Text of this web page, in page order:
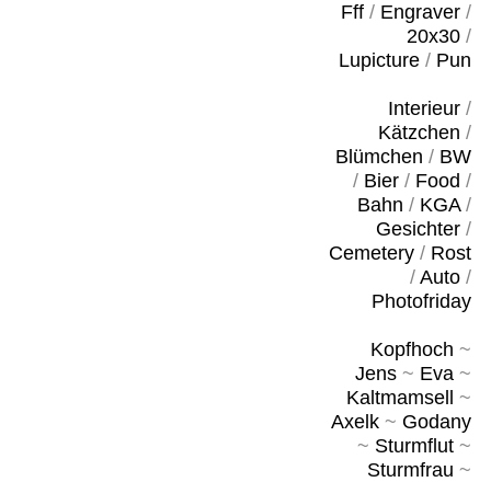
Fff/ Engraver/
20x30/
Lupicture/ Pun
Interieur/
Kätzchen /
Blümchen / BW
/ Bier/ Food /
Bahn / KGA/
Gesichter/
Cemetery/ Rost
/ Auto/
Photofriday
Kopfhoch ~
Jens~ Eva~
Kaltmamsell
~
Axelk~ Godany
~ Sturmflut~
Sturmfrau ~